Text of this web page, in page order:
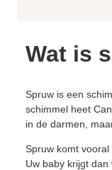
Wat is
Spruw is een
schimmel heet
in de darmen,
Spruw komt vooral
Uw baby krijgt